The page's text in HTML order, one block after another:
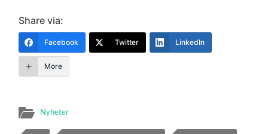
Share via:
Facebook Twitter LinkedIn
More
Nyheter